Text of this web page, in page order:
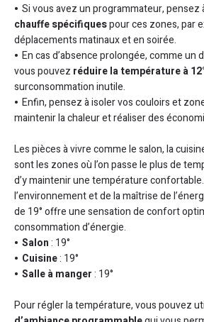
Si vous avez un programmateur, pensez
chauffe spécifiquespour ces zones, par
déplacements matinaux et en soirée.
En cas d’absence prolongée, comme un
vous pouvez réduire la température à
surconsommation inutile.
Enfin, pensez à isoler vos couloirs et
maintenir la chaleur et réaliser des
Les pièces à vivre comme le salon, la
sont les zones où l’on passe le plus de
d’y maintenir une température
l’environnement et de la maîtrise de
de 19° offre une sensation de confort
consommation d’énergie.
Salon: 19°
Cuisine: 19°
Salle à manger: 19°
Pour régler la température, vous pouvez